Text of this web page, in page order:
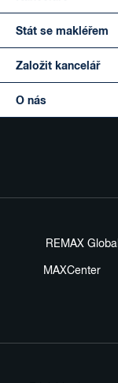
Stát se makléřem
Založit kancelář
O nás
REMAX Global
MAXCenter